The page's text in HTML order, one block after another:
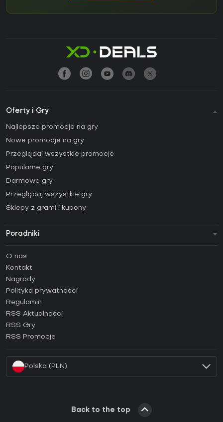
Oferty i Gry
Najlepsze promocje na gry
Nowe promocje na gry
Przeglądaj wszystkie promocje
Popularne gry
Darmowe gry
Przeglądaj wszystkie gry
Sklepy z grami i kupony
Poradniki
Poradniki
Jak aktywować klucz Steam (CD Key)?
Jak aktywować klucz Epic Games (CD Key)?
Jak aktywować klucz GOG (CD Key)?
Jak aktywować klucz Ubisoft Connect (CD Key)?
O nas
Kontakt
Nagrody
Polityka prywatności
Regulamin
RSS Aktualności
RSS Gry
RSS Promocje
Polska (PLN)
Back to the top